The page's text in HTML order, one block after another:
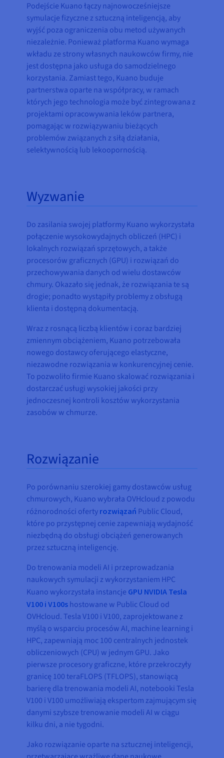
Podejście Kuano łączy najnowocześniejsze
symulacje fizyczne z sztuczną inteligencją, aby
wyjść poza ograniczenia obu metod używanych
niezależnie. Ponieważ platforma Kuano wymaga
wkładu ze strony własnych naukowców firmy, nie
jest dostępna jako usługa do samodzielnego
korzystania. Zamiast tego, Kuano buduje
partnerstwa oparte na współpracy, w ramach
których jego technologia może być zintegrowana z
projektami opracowywania leków partnera,
pomagając w rozwiązywaniu bieżących
problemów związanych z siłą działania,
selektywnością lub lekoopornością.
Wyzwanie
Do zasilania swojej platformy Kuano wykorzystała
połączenie wysokowydajnych obliczeń (HPC) i
lokalnych rozwiązań sprzętowych, a także
procesorów graficznych (GPU) i rozwiązań do
przechowywania danych od wielu dostawców
chmury. Okazało się jednak, że rozwiązania te są
drogie; ponadto wystąpiły problemy z obsługą
klienta i dostępną dokumentacją.
Wraz z rosnącą liczbą klientów i coraz bardziej
zmiennym obciążeniem, Kuano potrzebowała
nowego dostawcy oferującego elastyczne,
niezawodne rozwiązania w konkurencyjnej cenie.
To pozwoliło firmie Kuano skalować rozwiązania i
dostarczać usługi wysokiej jakości przy
jednoczesnej kontroli kosztów wykorzystania
zasobów w chmurze.
Rozwiązanie
Po porównaniu szerokiej gamy dostawców usług
chmurowych, Kuano wybrała OVHcloud z powodu
różnorodności oferty rozwiązań Public Cloud,
które po przystępnej cenie zapewniają wydajność
niezbędną do obsługi obciążeń generowanych
przez sztuczną inteligencję.
Do trenowania modeli AI i przeprowadzania
naukowych symulacji z wykorzystaniem HPC
Kuano wykorzystała instancje GPU NVIDIA Tesla
V100 i V100s hostowane w Public Cloud od
OVHcloud. Tesla V100 i V100, zaprojektowane z
myślą o wsparciu procesów AI, machine learning i
HPC, zapewniają moc 100 centralnych jednostek
obliczeniowych (CPU) w jednym GPU. Jako
pierwsze procesory graficzne, które przekroczyły
granicę 100 teraFLOPS (TFLOPS), stanowiącą
barierę dla trenowania modeli AI, notebooki Tesla
V100 i V100 umożliwiają ekspertom zajmującym się
danymi szybsze trenowanie modeli AI w ciągu
kilku dni, a nie tygodni.
Jako rozwiązanie oparte na sztucznej inteligencji,